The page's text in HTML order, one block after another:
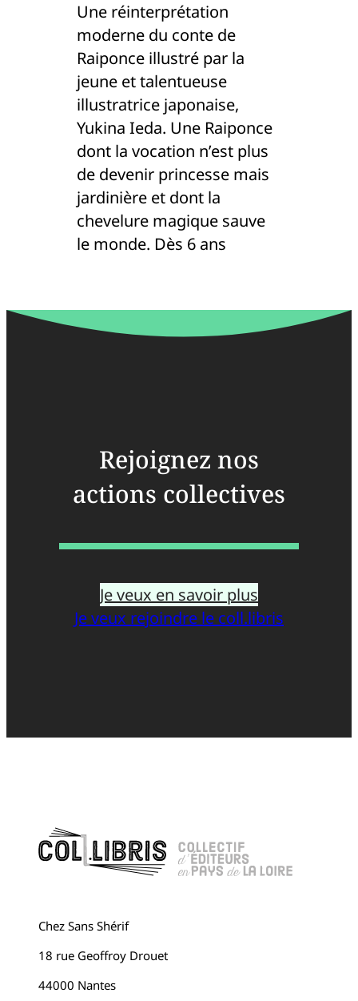
Une réinterprétation
moderne du conte de
Raiponce illustré par la
jeune et talentueuse
illustratrice japonaise,
Yukina Ieda. Une Raiponce
dont la vocation n’est plus
de devenir princesse mais
jardinière et dont la
chevelure magique sauve
le monde. Dès 6 ans
Rejoignez nos
actions collectives
Je veux en savoir plus
Je veux rejoindre le coll.libris
Chez Sans Shérif
18 rue Geoffroy Drouet
44000 Nantes